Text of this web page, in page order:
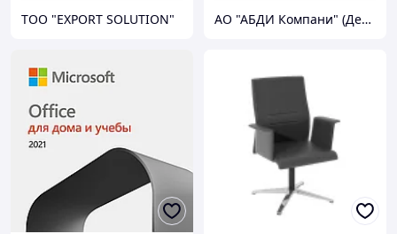
ТОО "EXPORT SOLUTION" АО "АБДИ Компани" (Департамент Учебного Оборудования)